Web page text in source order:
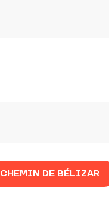
CHEMIN DE BÉLIZAR